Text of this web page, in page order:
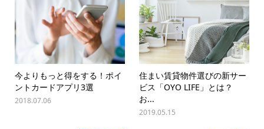
今よりもっと得をする！ポイ
ントカードアプリ3選
2018.07.06
住まい賃貸物件選びの新サー
ビス「OYO LIFE」とは？
お...
2019.05.15